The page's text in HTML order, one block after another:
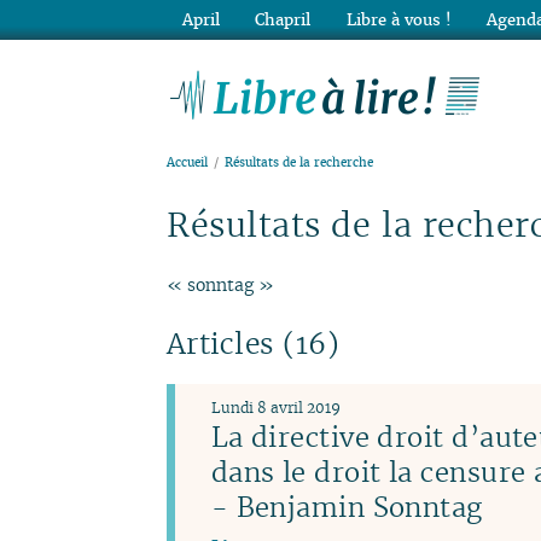
Accueil Résultats de la recherche
Résultats de la
« sonntag »
Articles (16)
La directive droit
dans le droit la censure
- Benjamin Sonntag
Lundi 8 avril 2019
April Chapril Libre à vous !